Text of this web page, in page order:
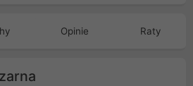
Opinie Raty